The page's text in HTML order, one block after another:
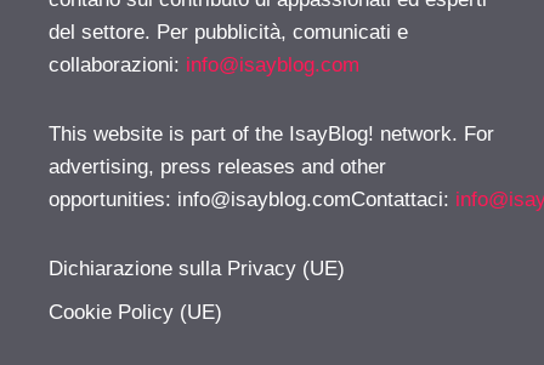
del settore. Per pubblicità, comunicati e
collaborazioni: info@isayblog.com
This website is part of the IsayBlog! network. For
advertising, press releases and other
opportunities: info@isayblog.comContattaci:
Dichiarazione sulla Privacy (UE)
Cookie Policy (UE)